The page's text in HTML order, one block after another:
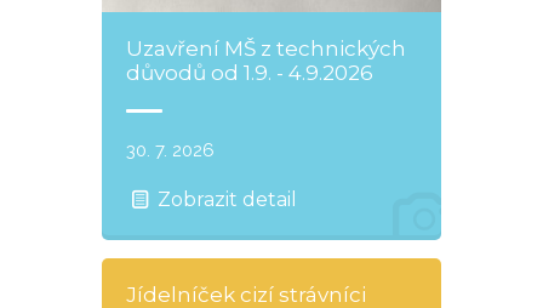
Uzavření MŠ z technických
důvodů od 1.9. - 4.9.2026
30. 7. 2026
Zobrazit detail
Jídelníček cizí strávníci